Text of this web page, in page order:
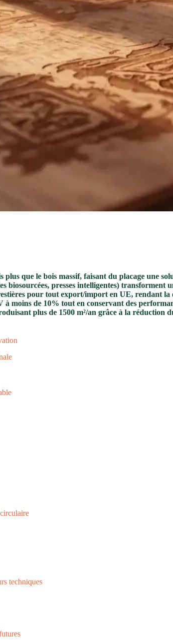
que le bois massif, faisant du placage une
biosourcées, presses intelligentes) transforment
pour tout export/import en UE, rendant
moins de 10% tout en conservant des
plus de 1500 m²/an grâce à la réduction
techniques